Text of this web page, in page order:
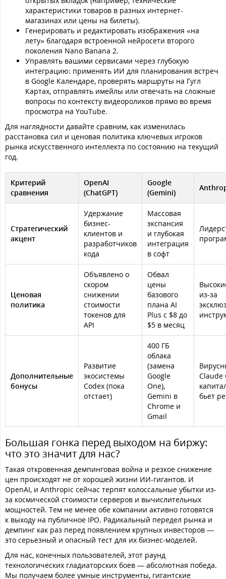
характеристики товаров в разных интернет-
магазинах или цены на билеты).
Генерировать и редактировать изображения «на
лету» благодаря встроенной нейросети второго
поколения Nano Banana 2.
Управлять вашими сервисами через глубокую
интеграцию: применять ИИ для планирования встреч
в Google Календаре, проверять маршруты на Гугл
Картах, отправлять имейлы или отвечать на сложные
вопросы по контексту видеороликов прямо во время
просмотра на YouTube.
Для наглядности давайте сравним, как изменилась
расстановка сил и ценовая политика ключевых игроков
рынка искусственного интеллекта по состоянию на текущий
год.
Критерий
сравнения
OpenAI
(ChatGPT)
Google
(Gemini)
Стратегический
акцент
Удержание
бизнес-
клиентов и
разработчиков
кода
Массовая
экспансия
и глубокая
интеграция
в софт
Ценовая
политика
Объявлено о
скором
снижении
стоимости
токенов для
API
Обвал
цены
базового
плана AI
Plus с $8 до
$5 в месяц
из-за
Дополнительные
бонусы
Развитие
экосистемы
Codex (пока
отстает)
400 ГБ
облака
(замена
Google
One),
Gemini в
Chrome и
Gmail
Claude
бьет
Большая гонка перед выходом на биржу:
что это значит для нас?
Такая откровенная демпинговая война и резкое снижение
цен происходят не от хорошей жизни ИИ-гигантов. И
OpenAI, и Anthropic сейчас терпят колоссальные убытки из-
за космической стоимости серверов и вычислительных
мощностей. Тем не менее обе компании активно готовятся
к выходу на публичное IPO. Радикальный передел рынка и
демпинг как раз перед появлением крупных инвесторов —
это серьезный и опасный тест для их бизнес-моделей.
Для нас, конечных пользователей, этот раунд
технологических гладиаторских боев — абсолютная победа.
Мы получаем более умные инструменты, гигантские